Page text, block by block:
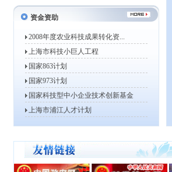
关于组织申报2014年度上海市...
上海市经济信息化委关于组织申报...
关于公示2013年上海市第一批...
2013年度高新技术企业认定工...
2013年高新技术企业复审、更...
2013年度上海市软件和集成电...
2013年度第一批上海市信息化...
2013年度上海市战略性新兴产...
关于开展2011年度上海市软件...
2012年度上海市科技型中小企...
资金资助
2008年度农业科技成果转化资...
上海市科技小巨人工程
国家863计划
国家973计划
国家科技型中小企业技术创新基金
上海市浦江人才计划